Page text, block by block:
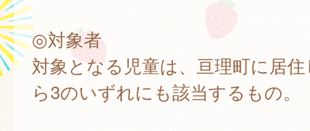
◎対象者
対象となる児童は、亘理町に居
ら3のいずれにも該当するもの。